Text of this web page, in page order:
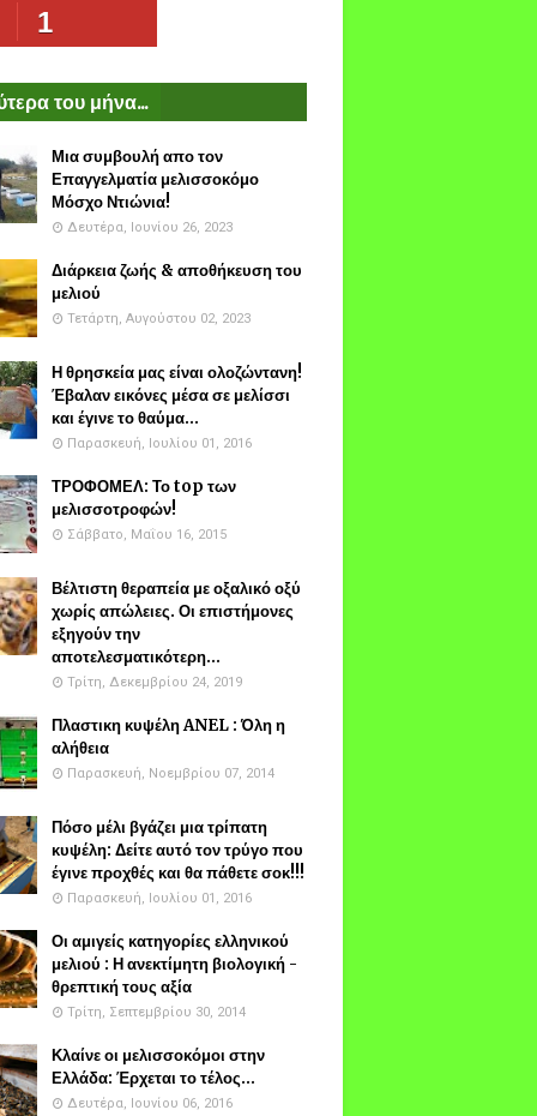
1
του μήνα...
Μια συμβουλή απο τον
Επαγγελματία μελισσοκόμο
Μόσχο Ντιώνια!
Δευτέρα, Ιουνίου 26, 2023
Διάρκεια ζωής & αποθήκευση του
μελιού
Τετάρτη, Αυγούστου 02, 2023
Η θρησκεία μας είναι ολοζώντανη!
Έβαλαν εικόνες μέσα σε μελίσσι
και έγινε το θαύμα...
Παρασκευή, Ιουλίου 01, 2016
ΤΡΟΦΟΜΕΛ: Το top των
μελισσοτροφών!
Σάββατο, Μαΐου 16, 2015
Βέλτιστη θεραπεία με οξαλικό οξύ
χωρίς απώλειες. Οι επιστήμονες
εξηγούν την
αποτελεσματικότερη...
Τρίτη, Δεκεμβρίου 24, 2019
Πλαστικη κυψέλη ANEL : Όλη η
αλήθεια
Παρασκευή, Νοεμβρίου 07, 2014
Πόσο μέλι βγάζει μια τρίπατη
κυψέλη: Δείτε αυτό τον τρύγο που
έγινε προχθές και θα πάθετε σοκ!!!
Παρασκευή, Ιουλίου 01, 2016
Οι αμιγείς κατηγορίες ελληνικού
μελιού : Η ανεκτίμητη βιολογική -
θρεπτική τους αξία
Τρίτη, Σεπτεμβρίου 30, 2014
Κλαίνε οι μελισσοκόμοι στην
Ελλάδα: Έρχεται το τέλος...
Δευτέρα, Ιουνίου 06, 2016